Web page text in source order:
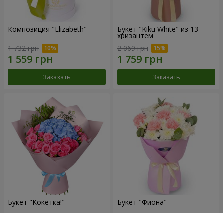
Композиция "Elizabeth"
1 732 грн
Заказать
Букет "Kiku White" из 13
хризантем
2 069 грн
Заказать
Букет "Кокетка!" Букет "Фиона"